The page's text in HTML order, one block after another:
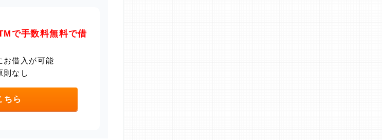
で手数料無料で借
お借入が可能
則なし
ちら